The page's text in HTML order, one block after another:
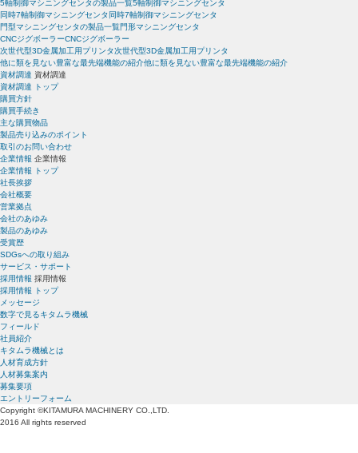
5軸制御マシニングセンタの製品一覧5軸制御マシニングセンタ
同時7軸制御マシニングセンタ 同時7軸制御マシニングセンタ
門型マシニングセンタの製品一覧門形マシニングセンタ
CNCジグボーラーCNCジグボーラー
次世代型3D金属加工用プリンタ次世代型3D金属加工用プリンタ
他に類を見ない豊富な最先端機能の紹介他に類を見ない豊富な最先端機能の紹介
資材調達 資材調達
資材調達 トップ
購買方針
購買手続き
主な購買物品
製品売り込みのポイント
取引のお問い合わせ
企業情報 企業情報
企業情報 トップ
社長挨拶
会社概要
営業拠点
会社のあゆみ
製品のあゆみ
受賞歴
SDGsへの取り組み
サービス・サポート
採用情報 採用情報
採用情報 トップ
メッセージ
数字で見るキタムラ機械
フィールド
社員紹介
キタムラ機械とは
人材育成方針
人材募集案内
募集要項
エントリーフォーム
Copyright ©KITAMURA MACHINERY CO.,LTD.
2016 All rights reserved